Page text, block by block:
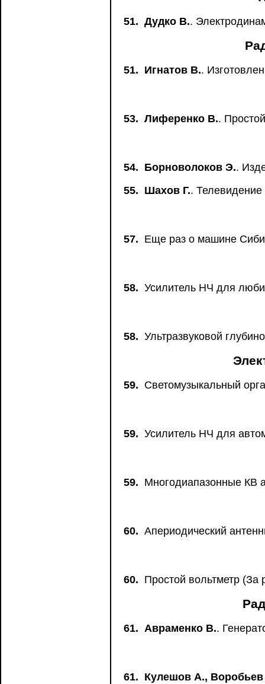
51. Дудко В..
51. Игнатов В..
53. Лиференко В..
54. Борноволоков Э..
55. Шахов Г..
57. Еще раз о машине
58. Усилитель НЧ для
58. Ультразвуковой
59. Светомузыкальный
59. Усилитель НЧ для
59. Многодиапазонные КВ
60. Апериодический
60. Простой вольтметр (За
61. Авраменко В..
61. Кулешов А., Воробьев